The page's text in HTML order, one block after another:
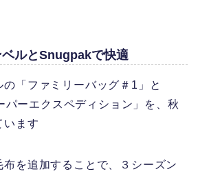
ルとSnugpakで快適
「ファミリーバッグ＃1」と
パーエクスペディション」を、秋
います
を追加することで、３シーズン